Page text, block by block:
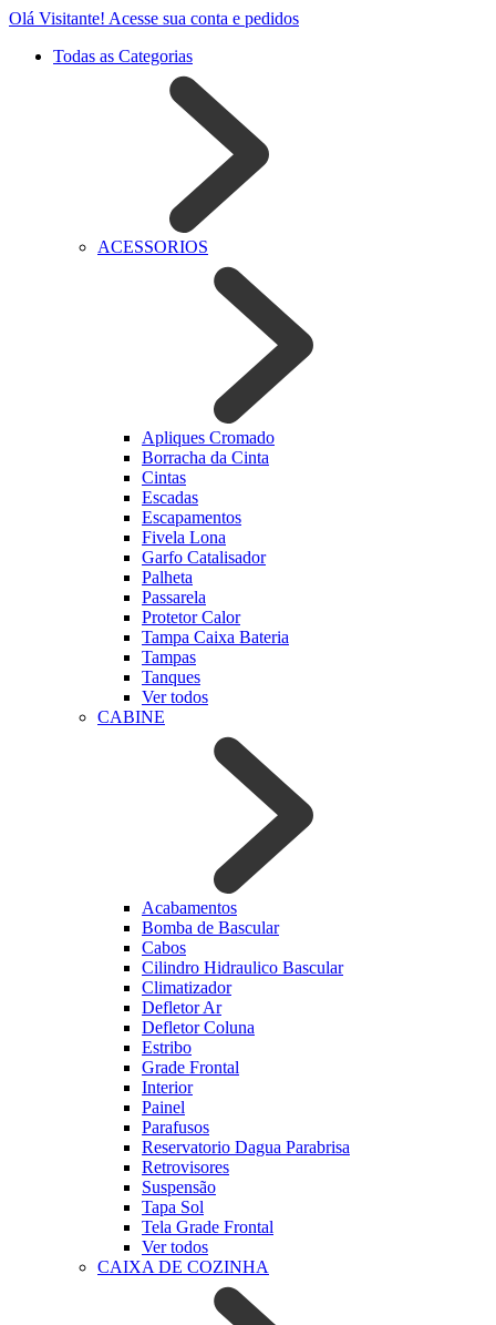
Olá Visitante! Acesse sua conta e pedidos
Todas as Categorias
ACESSORIOS
Apliques Cromado
Borracha da Cinta
Cintas
Escadas
Escapamentos
Fivela Lona
Garfo Catalisador
Palheta
Passarela
Protetor Calor
Tampa Caixa Bateria
Tampas
Tanques
Ver todos
CABINE
Acabamentos
Bomba de Bascular
Cabos
Cilindro Hidraulico Bascular
Climatizador
Defletor Ar
Defletor Coluna
Estribo
Grade Frontal
Interior
Painel
Parafusos
Reservatorio Dagua Parabrisa
Retrovisores
Suspensão
Tapa Sol
Tela Grade Frontal
Ver todos
CAIXA DE COZINHA